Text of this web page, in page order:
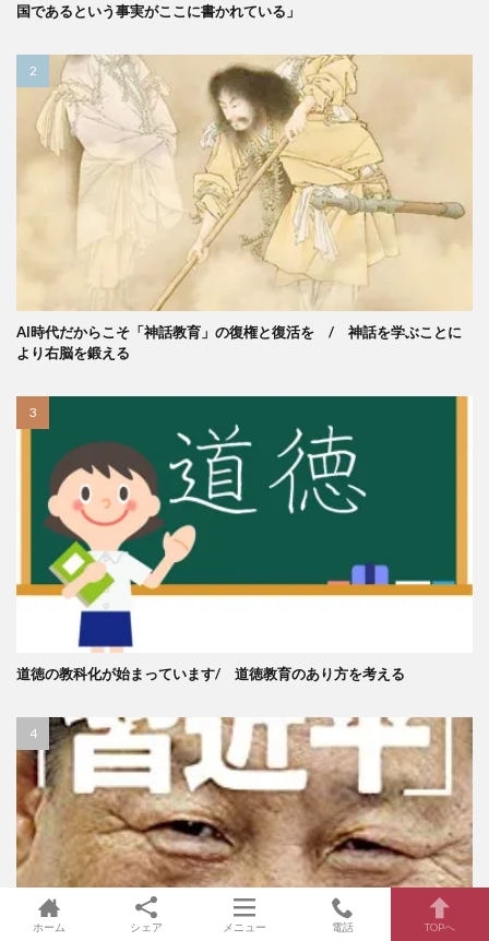
国であるという事実がここに書かれている」
AI時代だからこそ「神話教育」の復権と復活を / 神話を学ぶことに
より右脳を鍛える
道徳の教科化が始まっています/ 道徳教育のあり方を考える
ホーム シェア メニュー 電話 TOPへ